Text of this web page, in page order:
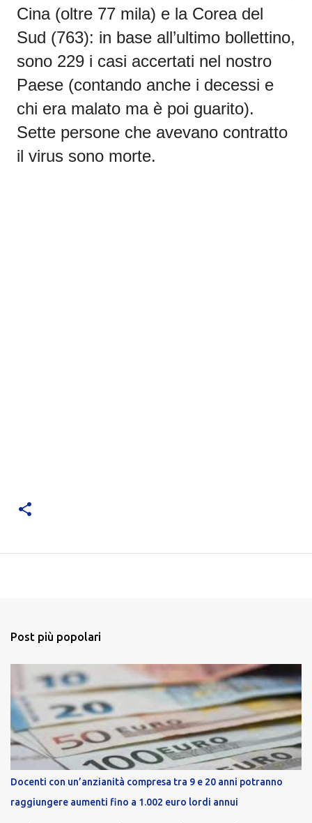
Cina (oltre 77 mila) e la Corea del
Sud (763): in base all’ultimo bollettino,
sono 229 i casi accertati nel nostro
Paese (contando anche i decessi e
chi era malato ma è poi guarito).
Sette persone che avevano contratto
il virus sono morte.
Post più popolari
Docenti con un’anzianità compresa tra 9 e 20 anni potranno
raggiungere aumenti fino a 1.002 euro lordi annui